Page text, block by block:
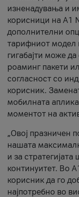
изненадувања и
корисници на A1
дополнителни
тарифниот модел
гигабајти може
роаминг пакети
согласност со
корисник.
мобилната
моментот на
„Овој празничен
нашата
и за
континуитет. Во
корисник да го
најпотребно во